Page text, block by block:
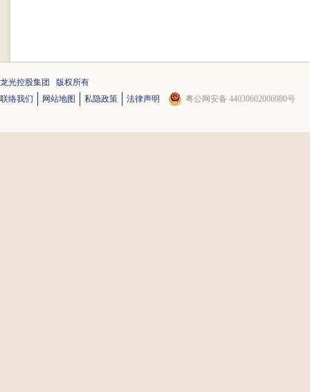
龙光控股集团 版权所有
联络我们
网站地图 私隐政策 法律声明 粤公网安备 44030602006980号